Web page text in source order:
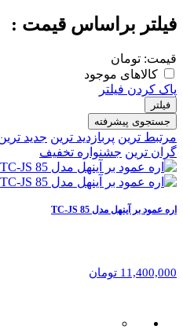
فیلتر براساس قیمت :
قیمت: تومان
کالاهای موجود
پاک کردن فیلتر
فیلتر
جستجوی پیشرفته
مرتبط ترین پربازدید ترین جدید
گران ترین جشنواره تخفیف
اره عمود بر آینهل مدل TC-JS 85
11,400,000 تومان